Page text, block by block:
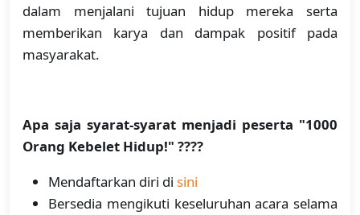
dalam menjalani tujuan hidup mereka serta
memberikan karya dan dampak positif pada
masyarakat.
Apa saja syarat-syarat menjadi peserta "1000
Orang Kebelet Hidup!" ????
Mendaftarkan diri di sini
Bersedia mengikuti keseluruhan acara selama